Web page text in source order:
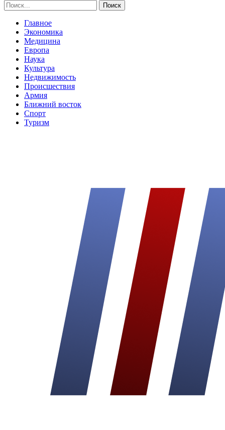
Главное
Экономика
Медицина
Европа
Наука
Культура
Недвижимость
Происшествия
Армия
Ближний восток
Спорт
Туризм